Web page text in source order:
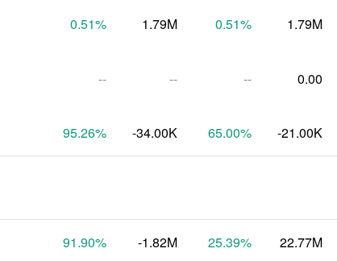
0.51% 1.79M 0.51% 1.79M
-- -- -- 0.00
95.26% -34.00K 65.00% -21.00K
91.90% -1.82M 25.39% 22.77M